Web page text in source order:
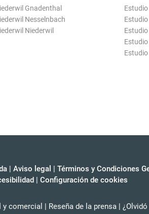
Gnadenthal
Nesselnbach
Niederwil
| Aviso legal | Términos y Condiciones
| Configuración de cookies
comercial | Reseña de la prensa |